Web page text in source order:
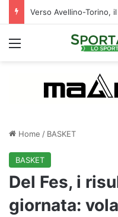
Verso Avellino-Torino,
Menu
Home / BASKET
BASKET
Del Fes, i
giornata: